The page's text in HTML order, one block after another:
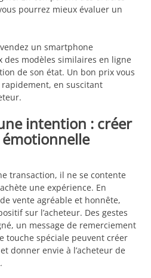
pourrez mieux évaluer un
un smartphone
des modèles similaires en ligne
de son état. Un bon prix vous
en suscitant
intention : créer
transaction, il ne se contente
une expérience. En
vente agréable et honnête,
sur l’acheteur. Des gestes
un message de remerciement
touche spéciale peuvent créer
donner envie à l’acheteur de